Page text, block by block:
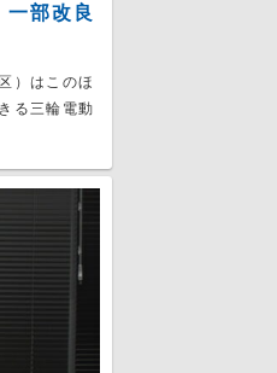
部改良
）はこのほ
る三輪電動